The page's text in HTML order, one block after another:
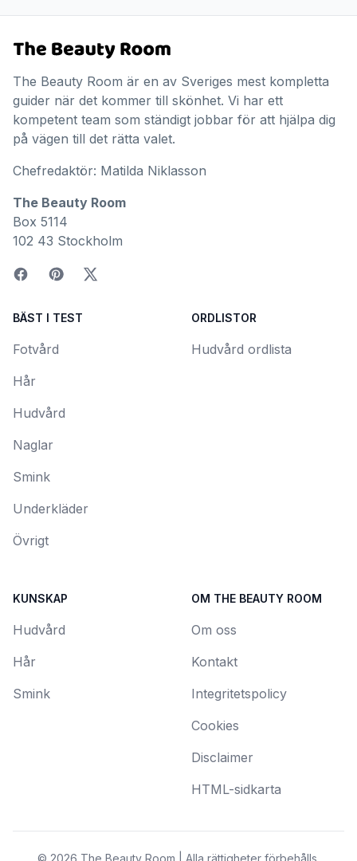
The Beauty Room är en av Sveriges mest kompletta
guider när det kommer till skönhet. Vi har ett
kompetent team som ständigt jobbar för att hjälpa dig
på vägen till det rätta valet.
Chefredaktör: Matilda Niklasson
The Beauty Room
Box 5114
102 43 Stockholm
BÄST I TEST
Fotvård
Hår
Hudvård
Naglar
Smink
Underkläder
Övrigt
ORDLISTOR
Hudvård ordlista
KUNSKAP
Hudvård
Hår
Smink
OM THE BEAUTY ROOM
Om oss
Kontakt
Integritetspolicy
Cookies
Disclaimer
HTML-sidkarta
© 2026 The Beauty Room | Alla rättigheter förbehålls.